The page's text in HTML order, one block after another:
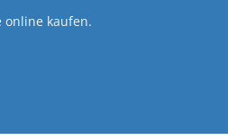
online kaufen.